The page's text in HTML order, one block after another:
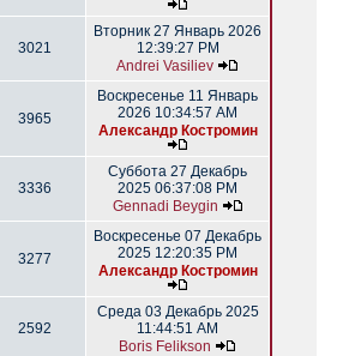
3021
Вторник 27 Январь 2026
12:39:27 PM
Andrei Vasiliev
3965
Воскресенье 11 Январь
2026 10:34:57 AM
Александр Костромин
3336
Суббота 27 Декабрь
2025 06:37:08 PM
Gennadi Beygin
3277
Воскресенье 07 Декабрь
2025 12:20:35 PM
Александр Костромин
2592
Среда 03 Декабрь 2025
11:44:51 AM
Boris Felikson